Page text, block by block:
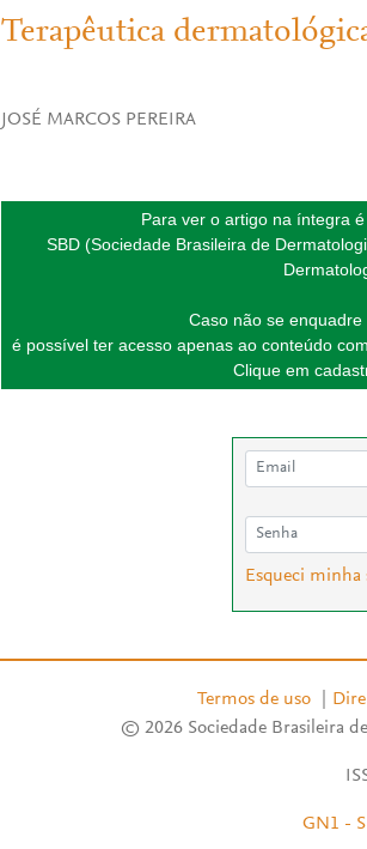
Terapêutica
JOSÉ MARCOS PEREIRA
Para ver o artigo na íntegra
SBD (Sociedade Brasileira de
Caso não se
é possível ter acesso apenas ao conteúdo
Clique em
Esqueci minha
Termos de uso
© 2026 Sociedade Brasileira
GN1 -